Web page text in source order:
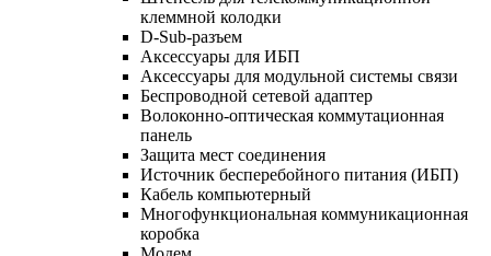
клеммной колодки
D-Sub-разъем
Аксессуары для ИБП
Аксессуары для модульной системы связи
Беспроводной сетевой адаптер
Волоконно-оптическая коммутационная
панель
Защита мест соединения
Источник бесперебойного питания (ИБП)
Кабель компьютерный
Многофункциональная коммуникационная
коробка